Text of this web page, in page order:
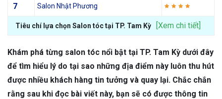
7 Salon Nhật Phương
Tiêu chí lựa chọn Salon tóc tại TP. Tam Kỳ [Xem chi tiết]
Khám phá từng salon tóc nổi bật tại TP. Tam Kỳ dưới đây
để tìm hiểu lý do tại sao những địa điểm này luôn thu hút
được nhiều khách hàng tin tưởng và quay lại. Chắc chắn
rằng sau khi đọc bài viết này, bạn sẽ có được thông tin